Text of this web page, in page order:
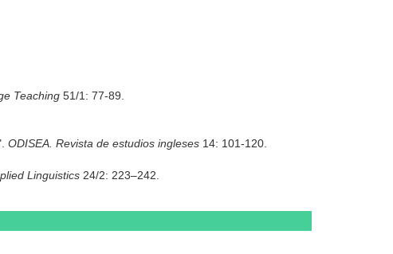
Teaching 51/1: 77-89.
ODISEA. Revista de estudios ingleses 14: 101-120.
Linguistics 24/2: 223–242.